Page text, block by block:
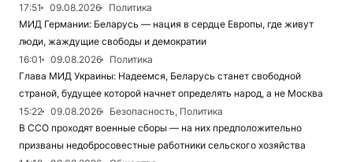
17:51 09.08.2026
Политика
МИД Германии: Беларусь — нация в сердце Европы, где живут
люди, жаждущие свободы и демократии
16:01
09.08.2026
Политика
Глава МИД Украины: Надеемся, Беларусь станет свободной
страной, будущее которой начнет определять народ, а не Москва
15:22
09.08.2026
Безопасность, Политика
В ССО проходят военные сборы — на них предположительно
призваны недобросовестные работники сельского хозяйства